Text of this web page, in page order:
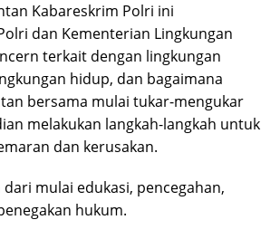
Kabareskrim Polri ini
dan Kementerian Lingkungan
terkait dengan lingkungan
hidup, dan bagaimana
bersama mulai tukar-mengukar
melakukan langkah-langkah untuk
dan kerusakan.
mulai edukasi, pencegahan,
hukum.